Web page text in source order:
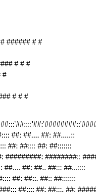
###### # #
# # #
#
# # #
##: ##.... ##: ##.....::
##: ##:::: ##: ##:::::::
#########: ########::
##.... ##: ##.. ##::: ##...::::
##: ##::. ##:: ##:::::::
##:::: ##: ##:::. ##: